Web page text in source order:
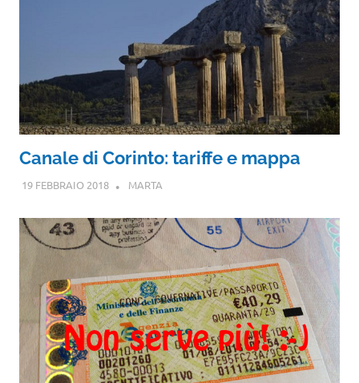
Canale di Corinto: tariffe e mappa
19 FEBBRAIO 2018 MARTA